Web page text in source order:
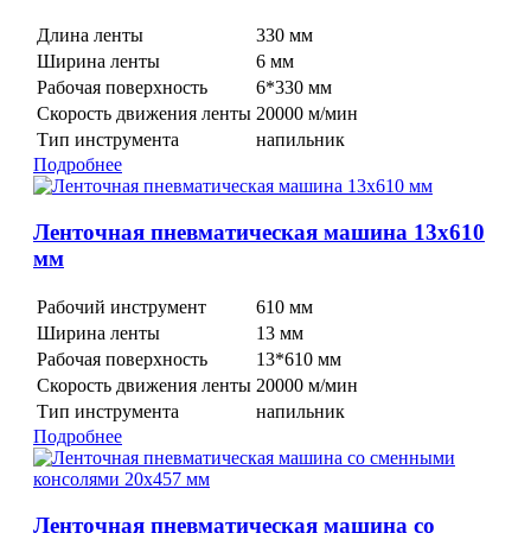
Длина ленты
330 мм
Ширина ленты
6 мм
Рабочая поверхность
6*330 мм
Скорость движения ленты 20000 м/мин
Тип инструмента
напильник
Подробнее
Ленточная пневматическая машина 13x610
мм
Рабочий инструмент
610 мм
Ширина ленты
13 мм
Рабочая поверхность
13*610 мм
Скорость движения ленты 20000 м/мин
Тип инструмента
напильник
Подробнее
Ленточная пневматическая машина со